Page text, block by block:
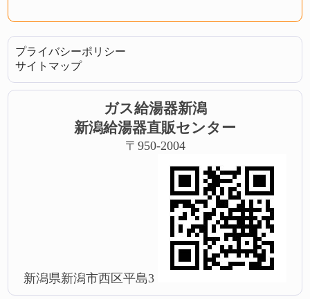
プライバシーポリシー
サイトマップ
ガス給湯器新潟
新潟給湯器直販センター
〒950-2004
新潟県新潟市西区平島3